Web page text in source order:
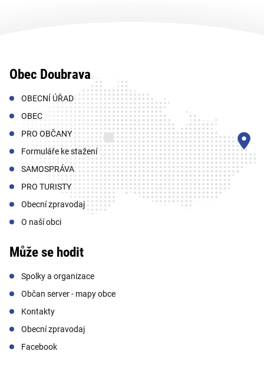
Obec Doubrava
OBECNÍ ÚŘAD
OBEC
PRO OBČANY
Formuláře ke stažení
SAMOSPRÁVA
PRO TURISTY
Obecní zpravodaj
O naší obci
Může se hodit
Spolky a organizace
Občan server - mapy obce
Kontakty
Obecní zpravodaj
Facebook